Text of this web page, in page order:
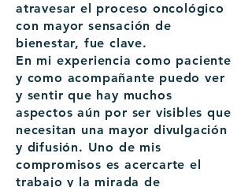
atravesar el proceso oncológico
con mayor sensación de
bienestar, fue clave.
En mi experiencia como paciente
y como acompañante puedo ver
y sentir que hay muchos
aspectos aún por ser visibles que
necesitan una mayor divulgación
y difusión. Uno de mis
compromisos es acercarte el
trabajo y la mirada de